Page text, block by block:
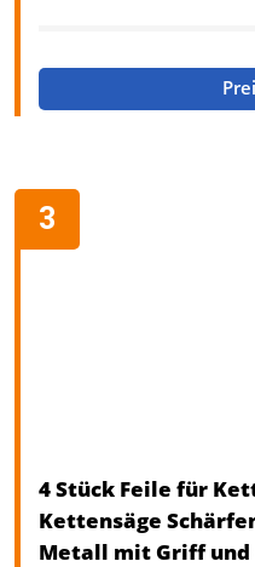
4 Stück Feile für
Kettensäge
Metall mit Griff und